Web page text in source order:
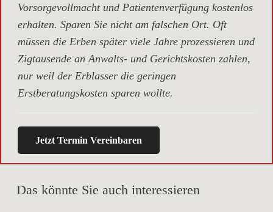
Vorsorgevollmacht und Patientenverfügung kostenlos
erhalten. Sparen Sie nicht am falschen Ort. Oft
müssen die Erben später viele Jahre prozessieren und
Zigtausende an Anwalts- und Gerichtskosten zahlen,
nur weil der Erblasser die geringen
Erstberatungskosten sparen wollte.
Jetzt Termin Vereinbaren
Das könnte Sie auch interessieren